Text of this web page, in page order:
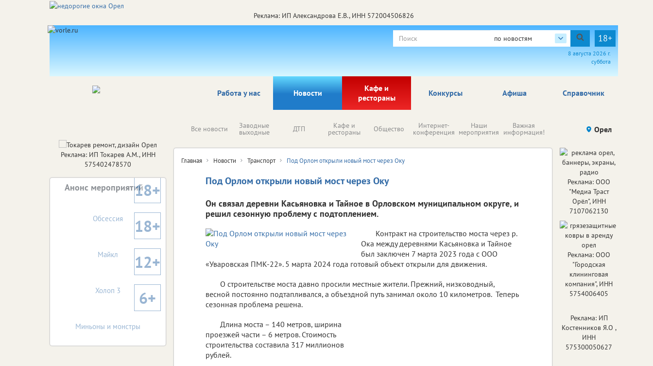
Реклама: ИП Александрова Е.В., ИНН 572004506826
по новостям 18+
8 августа 2026 г.
суббота
Работа у нас Новости
Кафе и
рестораны
Афиша Справочник
Конкурсы
Все новости Заводные
выходные ДТП Кафе и
рестораны Общество Интернет-
конференция
Наши
мероприятия
Важная
информация! Происшествия Здоровье
Орел
Главная Новости Транспорт Под Орлом открыли новый мост через Оку
Под Орлом открыли новый мост через Оку
Он связал деревни Касьяновка и Тайное в Орловском муниципальном округе, и
решил сезонную проблему с подтоплением.
Контракт на строительство моста через р.
Ока между деревнями Касьяновка и Тайное
был заключен 7 марта 2023 года с ООО
«Уваровская ПМК-22». 5 марта 2024 года готовый объект открыли для движения.
О строительстве моста давно просили местные жители. Прежний, низководный,
весной постоянно подтапливался, а объездной путь занимал около 10 километров. Теперь
сезонная проблема решена.
Длина моста – 140 метров, ширина
проезжей части – 6 метров. Стоимость
строительства составила 317 миллионов
рублей.
Реклама: ИП Токарев А.М., ИНН
575402478570
Анонс мероприятий18+
Обсессия 18+
Майкл 12+
Холоп 3 6+
Миньоны и монстры
Реклама: ООО
"Медиа Траст
Орёл", ИНН
7107062130
Реклама: ООО
"Городская
клининговая
компания", ИНН
5754006405
Реклама: ИП
Костенников Я.О ,
ИНН
575300050627